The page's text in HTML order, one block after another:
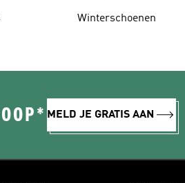
Winterschoenen
MELD JE GRATIS AAN